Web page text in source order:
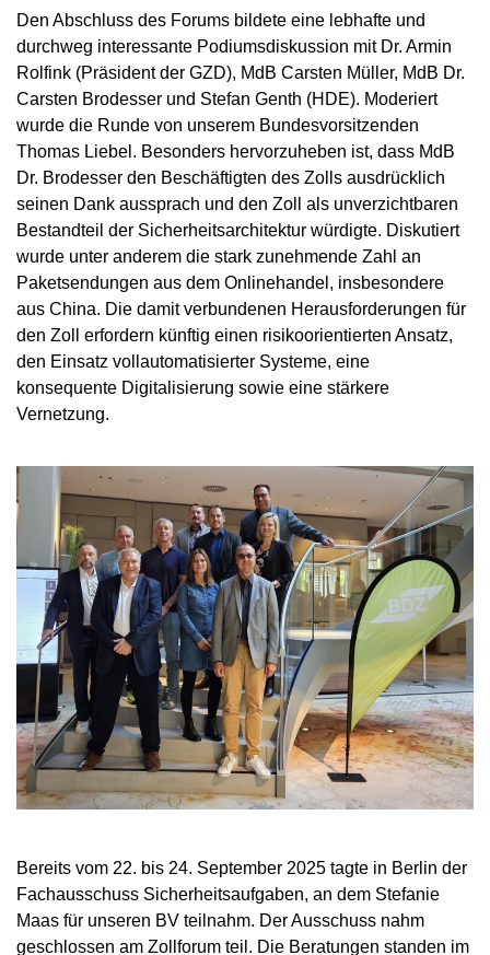
Den Abschluss des Forums bildete eine lebhafte und
durchweg interessante Podiumsdiskussion mit Dr. Armin
Rolfink (Präsident der GZD), MdB Carsten Müller, MdB Dr.
Carsten Brodesser und Stefan Genth (HDE). Moderiert
wurde die Runde von unserem Bundesvorsitzenden
Thomas Liebel. Besonders hervorzuheben ist, dass MdB
Dr. Brodesser den Beschäftigten des Zolls ausdrücklich
seinen Dank aussprach und den Zoll als unverzichtbaren
Bestandteil der Sicherheitsarchitektur würdigte. Diskutiert
wurde unter anderem die stark zunehmende Zahl an
Paketsendungen aus dem Onlinehandel, insbesondere
aus China. Die damit verbundenen Herausforderungen für
den Zoll erfordern künftig einen risikoorientierten Ansatz,
den Einsatz vollautomatisierter Systeme, eine
konsequente Digitalisierung sowie eine stärkere
Vernetzung.
Bereits vom 22. bis 24. September 2025 tagte in Berlin der
Fachausschuss Sicherheitsaufgaben, an dem Stefanie
Maas für unseren BV teilnahm. Der Ausschuss nahm
geschlossen am Zollforum teil. Die Beratungen standen im